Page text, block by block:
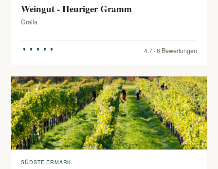
Weingut - Heuriger Gramm
Gralla
4.7 · 6 Bewertungen
SÜDSTEIERMARK